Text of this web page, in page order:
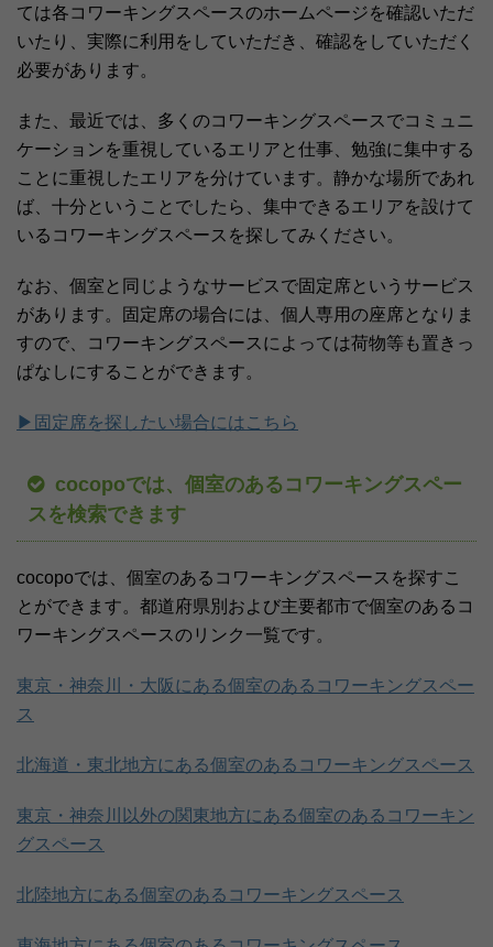
ては各コワーキングスペースのホームページを確認いただ
いたり、実際に利用をしていただき、確認をしていただく
必要があります。
また、最近では、多くのコワーキングスペースでコミュニ
ケーションを重視しているエリアと仕事、勉強に集中する
ことに重視したエリアを分けています。静かな場所であれ
ば、十分ということでしたら、集中できるエリアを設けて
いるコワーキングスペースを探してみください。
なお、個室と同じようなサービスで固定席というサービス
があります。固定席の場合には、個人専用の座席となりま
すので、コワーキングスペースによっては荷物等も置きっ
ぱなしにすることができます。
▶固定席を探したい場合にはこちら
cocopoでは、個室のあるコワーキングスペー
スを検索できます
cocopoでは、個室のあるコワーキングスペースを探すこ
とができます。都道府県別および主要都市で個室のあるコ
ワーキングスペースのリンク一覧です。
東京・神奈川・大阪にある個室のあるコワーキングスペー
ス
北海道・東北地方にある個室のあるコワーキングスペース
東京・神奈川以外の関東地方にある個室のあるコワーキン
グスペース
北陸地方にある個室のあるコワーキングスペース